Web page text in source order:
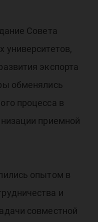
Совета
университетов,
экспорта
обменялись
процесса в
приемной
опытом в
и
совместной